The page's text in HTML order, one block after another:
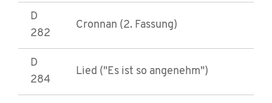
D
282
Cronnan (2. Fassung)
D
284
Lied ("Es ist so angenehm")